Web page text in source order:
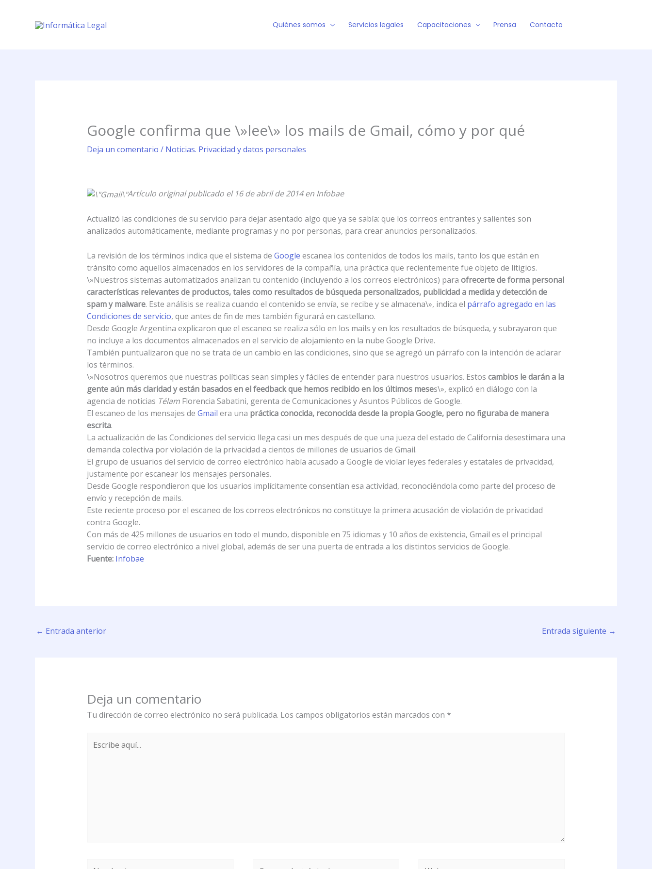
contenido
Quiénes somos Servicios legales Capacitaciones Prensa Contacto
Google confirma que \»lee\» los mails de Gmail, cómo y por qué
Deja un comentario / Noticias. Privacidad y datos personales
Artículo original publicado el 16 de abril de 2014 en Infobae
Actualizó las condiciones de su servicio para dejar asentado algo que ya se sabía: que los correos entrantes y salientes son
analizados automáticamente, mediante programas y no por personas, para crear anuncios personalizados.
La revisión de los términos indica que el sistema de Google escanea los contenidos de todos los mails, tanto los que están en
tránsito como aquellos almacenados en los servidores de la compañía, una práctica que recientemente fue objeto de litigios.
\»Nuestros sistemas automatizados analizan tu contenido (incluyendo a los correos electrónicos) para ofrecerte de forma personal
características relevantes de productos, tales como resultados de búsqueda personalizados, publicidad a medida y detección de
spam y malware. Este análisis se realiza cuando el contenido se envía, se recibe y se almacena\», indica el párrafo agregado en las
Condiciones de servicio, que antes de fin de mes también figurará en castellano.
Desde Google Argentina explicaron que el escaneo se realiza sólo en los mails y en los resultados de búsqueda, y subrayaron que
no incluye a los documentos almacenados en el servicio de alojamiento en la nube Google Drive.
También puntualizaron que no se trata de un cambio en las condiciones, sino que se agregó un párrafo con la intención de aclarar
los términos.
\»Nosotros queremos que nuestras políticas sean simples y fáciles de entender para nuestros usuarios. Estos cambios le darán a la
gente aún más claridad y están basados en el feedback que hemos recibido en los últimos meses\», explicó en diálogo con la
agencia de noticias Télam Florencia Sabatini, gerenta de Comunicaciones y Asuntos Públicos de Google.
El escaneo de los mensajes de Gmail era una práctica conocida, reconocida desde la propia Google, pero no figuraba de manera
escrita.
La actualización de las Condiciones del servicio llega casi un mes después de que una jueza del estado de California desestimara una
demanda colectiva por violación de la privacidad a cientos de millones de usuarios de Gmail.
El grupo de usuarios del servicio de correo electrónico había acusado a Google de violar leyes federales y estatales de privacidad,
justamente por escanear los mensajes personales.
Desde Google respondieron que los usuarios implícitamente consentían esa actividad, reconociéndola como parte del proceso de
envío y recepción de mails.
Este reciente proceso por el escaneo de los correos electrónicos no constituye la primera acusación de violación de privacidad
contra Google.
Con más de 425 millones de usuarios en todo el mundo, disponible en 75 idiomas y 10 años de existencia, Gmail es el principal
servicio de correo electrónico a nivel global, además de ser una puerta de entrada a los distintos servicios de Google.
Fuente: Infobae
← Entrada anterior Entrada siguiente →
Deja un comentario
Tu dirección de correo electrónico no será publicada. Los campos obligatorios están marcados con *
aquí...